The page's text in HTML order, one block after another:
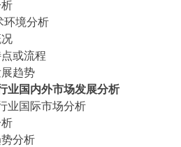
环境分析
或流程
趋势
业国内外市场发展分析
业国际市场分析
分析